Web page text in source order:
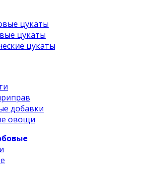
цукаты
цукаты
цукаты
добавки
овощи